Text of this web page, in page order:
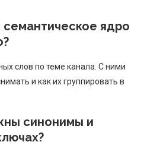
ядро
слов по теме канала. С ними
и как их группировать в
синонимы и